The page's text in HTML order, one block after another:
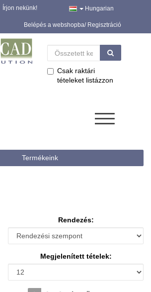
Írjon nekünk! Hungarian
Belépés a webshopba/ Regisztráció
Csak raktári
tételeket listázzon
Termékeink
Rendezés:
Megjelenített tételek: